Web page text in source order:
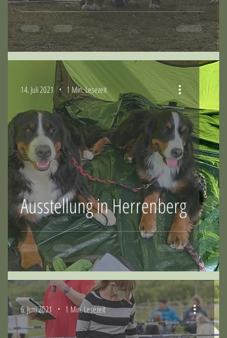
Ausstellung in Herrenberg
14. Juli 2021 1 Min. Lesezeit
6. Juni 2021 1 Min. Lesezeit